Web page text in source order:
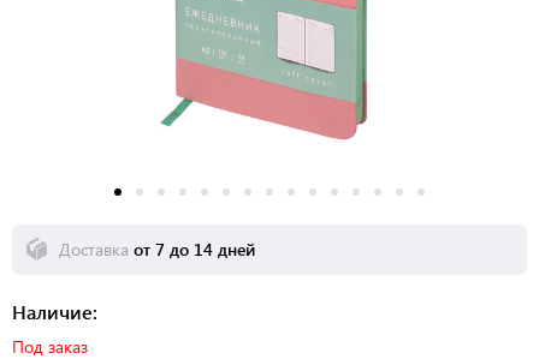
Наличие:
Под заказ
Доставка от 7 до 14 дней